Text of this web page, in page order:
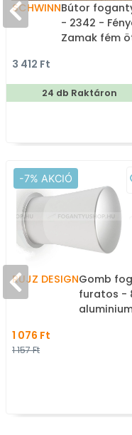
SCHWINNBútor
- 2342 -
Zamak fém
3 412 Ft
24 db Raktáron
-7% AKCIÓ
RUJZ DESIGNGomb
furatos -
1 076 Ft
1 157 Ft